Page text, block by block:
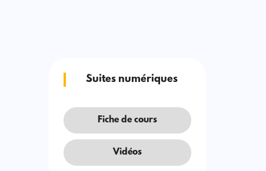
Suites numériques
Fiche de cours
Vidéos